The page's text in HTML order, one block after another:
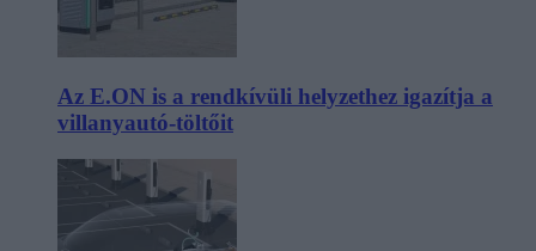
Az E.ON is a rendkívüli helyzethez igazítja a
villanyautó-töltőit